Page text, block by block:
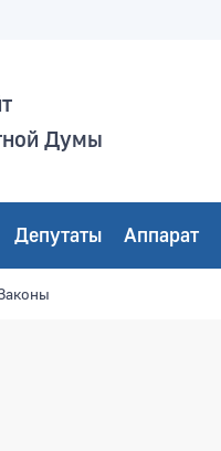
Думы
Депутаты Аппарат